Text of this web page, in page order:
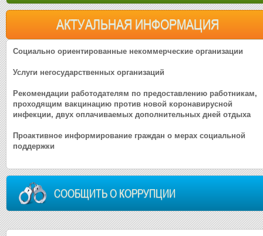
АКТУАЛЬНАЯ ИНФОРМАЦИЯ
Социально ориентированные некоммерческие организации
Услуги негосударственных организаций
Рекомендации работодателям по предоставлению работникам,
проходящим вакцинацию против новой коронавирусной
инфекции, двух оплачиваемых дополнительных дней отдыха
Проактивное информирование граждан о мерах социальной
поддержки
СООБЩИТЬ О КОРРУПЦИИ